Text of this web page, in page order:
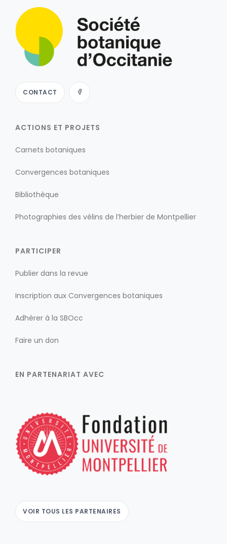
CONTACT
ACTIONS ET PROJETS
Carnets botaniques
Convergences botaniques
Bibliothèque
Photographies des vélins de l’herbier de Montpellier
PARTICIPER
Publier dans la revue
Inscription aux Convergences botaniques
Adhérer à la SBOcc
Faire un don
EN PARTENARIAT AVEC
VOIR TOUS LES PARTENAIRES